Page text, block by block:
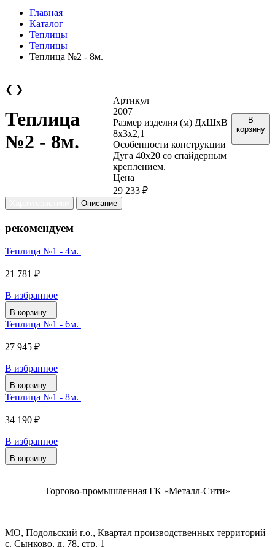
Главная
Каталог
Теплицы
Теплицы
Теплица №2 - 8м.
❮ ❯
Теплица
№2 - 8м.
Артикул
2007
Размер изделия (м) ДхШхВ
8х3х2,1
Особенности конструкции
Дуга 40х20 со спайдерным
креплением.
Цена
29 233 ₽
В
корзину
Описание
рекомендуем
Теплица №1 - 4м.
21 781 ₽
В избранное
В корзину
Теплица №1 - 6м.
27 945 ₽
В избранное
В корзину
Теплица №1 - 8м.
34 190 ₽
В избранное
В корзину
Торгово-промышленная ГК «Металл-Сити»
МО, Подольский г.о., Квартал производственных территорий
с. Сынково, д. 78, стр. 1